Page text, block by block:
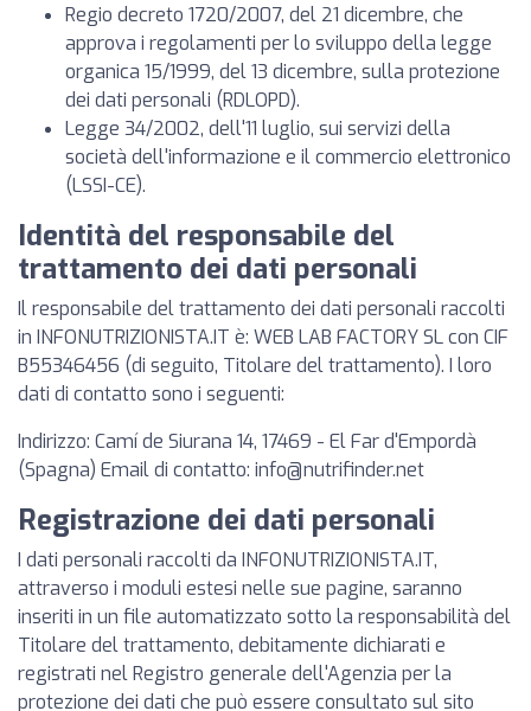
Regio decreto 1720/2007, del 21 dicembre, che
approva i regolamenti per lo sviluppo della legge
organica 15/1999, del 13 dicembre, sulla protezione
dei dati personali (RDLOPD).
Legge 34/2002, dell'11 luglio, sui servizi della
società dell'informazione e il commercio elettronico
(LSSI-CE).
Identità del responsabile del
trattamento dei dati personali
Il responsabile del trattamento dei dati personali raccolti
in INFONUTRIZIONISTA.IT è: WEB LAB FACTORY SL con CIF
B55346456 (di seguito, Titolare del trattamento). I loro
dati di contatto sono i seguenti:
Indirizzo: Camí de Siurana 14, 17469 - El Far d'Empordà
(Spagna) Email di contatto: info@nutrifinder.net
Registrazione dei dati personali
I dati personali raccolti da INFONUTRIZIONISTA.IT,
attraverso i moduli estesi nelle sue pagine, saranno
inseriti in un file automatizzato sotto la responsabilità del
Titolare del trattamento, debitamente dichiarati e
registrati nel Registro generale dell'Agenzia per la
protezione dei dati che può essere consultato sul sito